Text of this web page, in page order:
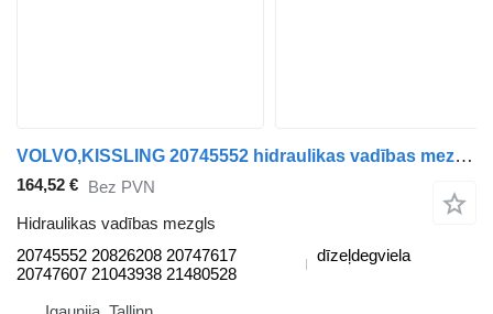
VOLVO,KISSLING 20745552 hidraulikas vadības mezgls paredzēts Volvo B7, B8, B9, B12 bus (2005-) autobusa
164,52 € Bez PVN
Hidraulikas vadības mezgls
20745552 20826208 20747617
20747607 21043938 21480528
dīzeļdegviela